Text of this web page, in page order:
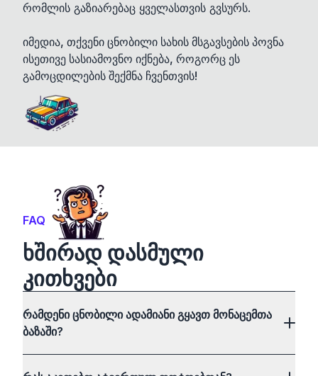
რომლის გაზიარებაც ყველასთვის გვსურს.
იმედია, თქვენი ცნობილი სახის მსგავსების პოვნა
ისეთივე სასიამოვნო იქნება, როგორც ეს
გამოცდილების შექმნა ჩვენთვის!
FAQ
ხშირად დასმული
კითხვები
რამდენი ცნობილი ადამიანი გყავთ მონაცემთა
ბაზაში?